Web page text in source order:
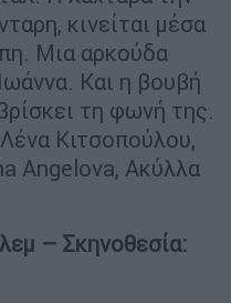
κινείται μέσα
Μια αρκούδα
Και η βουβή
τη φωνή της.
Κιτσοπούλου,
Angelova, Ακύλλα
– Σκηνοθεσία: